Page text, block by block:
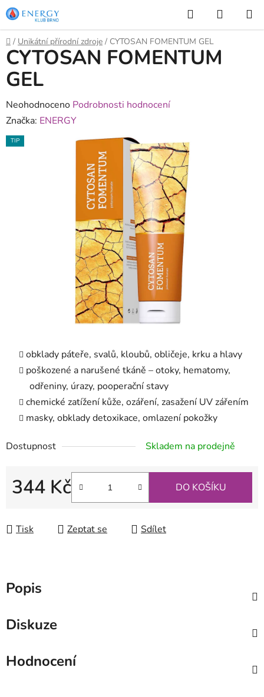
Přejít
na
obsah
Hledat
KOŠÍK
Domů
/ Unikátní přírodní zdroje / CYTOSAN FOMENTUM GEL
obklady páteře, svalů, kloubů, obličeje, krku a hlavy
poškozené a narušené tkáně – otoky, hematomy,
odřeniny, úrazy, pooperační stavy
chemické zatížení kůže, ozáření, zasažení UV zářením
masky, obklady detoxikace, omlazení pokožky
Dostupnost Skladem na prodejně
344 Kč DO KOŠÍKU
Tisk Zeptat se Sdílet
CYTOSAN FOMENTUM
GEL
Průměrné
hodnocení
produktu
Neohodnoceno Podrobnosti hodnocení
Značka: ENERGY
TIP
Popis
Diskuze
Hodnocení